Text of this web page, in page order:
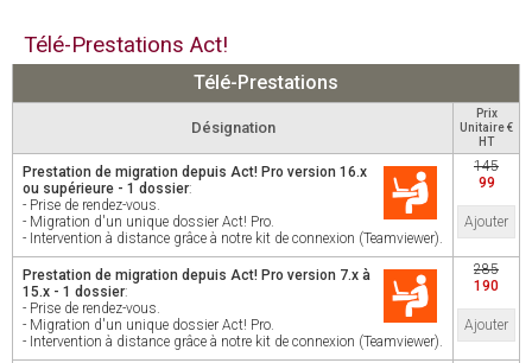
Télé-Prestations Act!
Télé-Prestations
Désignation
Prix
Unitaire €
HT
Prestation de migration depuis Act! Pro version 16.x
ou supérieure - 1 dossier:
- Prise de rendez-vous.
- Migration d'un unique dossier Act! Pro.
- Intervention à distance grâce à notre kit de connexion (Teamviewer).
145
99
Ajouter
Prestation de migration depuis Act! Pro version 7.x à
15.x - 1 dossier:
- Prise de rendez-vous.
- Migration d'un unique dossier Act! Pro.
- Intervention à distance grâce à notre kit de connexion (Teamviewer).
285
190
Ajouter